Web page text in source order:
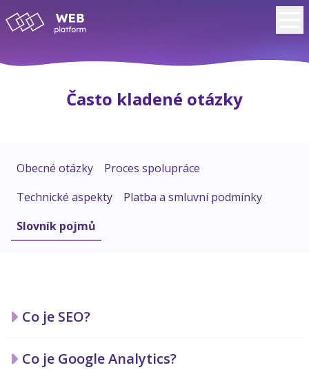
Často kladené otázky
Obecné otázky
Proces spolupráce
Technické aspekty
Platba a smluvní podmínky
Slovník pojmů
Co je SEO?
Co je Google Analytics?